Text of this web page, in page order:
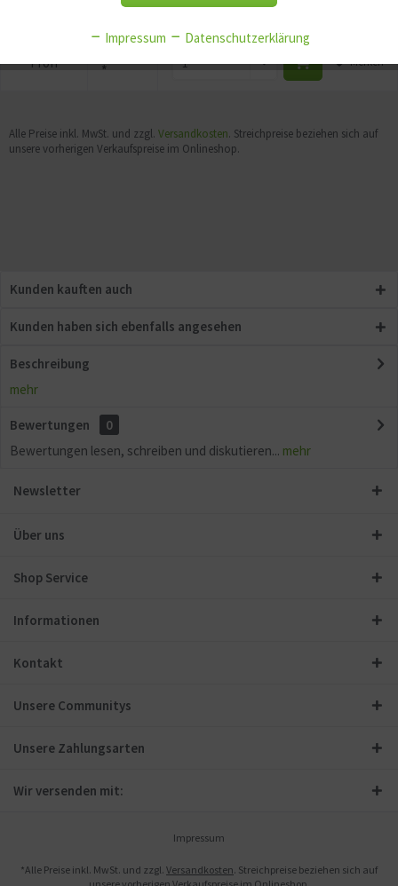
Profi
*
Merken
Alle Preise inkl. MwSt. und zzgl. Versandkosten. Streichpreise beziehen sich auf
unsere vorherigen Verkaufspreise im Onlineshop.
Kunden kauften auch
Kunden haben sich ebenfalls angesehen
Beschreibung
mehr
Bewertungen
0
Bewertungen lesen, schreiben und diskutieren... mehr
Newsletter
Über uns
Shop Service
Informationen
Kontakt
Unsere Communitys
Unsere Zahlungsarten
Wir versenden mit:
Impressum
*Alle Preise inkl. MwSt. und zzgl. Versandkosten. Streichpreise beziehen sich auf
Service Aktiv
Impressum Datenschutzerklärung